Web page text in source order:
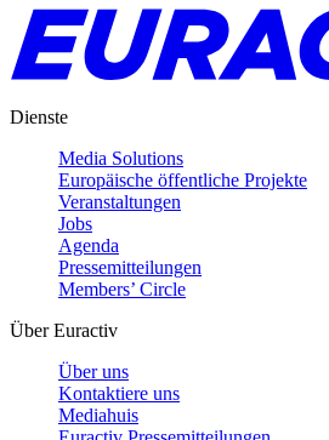
Dienste
Media Solutions
Europäische öffentliche Projekte
Veranstaltungen
Jobs
Agenda
Pressemitteilungen
Members’ Circle
Über Euractiv
Über uns
Kontaktiere uns
Mediahuis